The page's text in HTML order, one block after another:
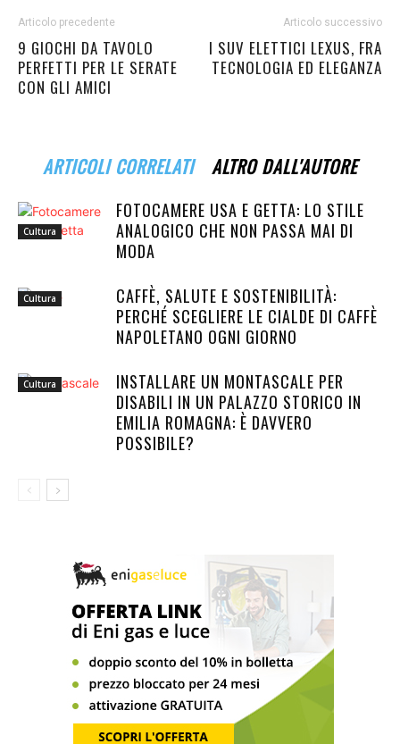
Articolo precedente
9 GIOCHI DA TAVOLO
PERFETTI PER LE SERATE
CON GLI AMICI
Articolo successivo
I SUV ELETTICI LEXUS, FRA
TECNOLOGIA ED ELEGANZA
ARTICOLI CORRELATI ALTRO DALL'AUTORE
Cultura
FOTOCAMERE USA E GETTA: LO STILE
ANALOGICO CHE NON PASSA MAI DI
MODA
Cultura
CAFFÈ, SALUTE E SOSTENIBILITÀ:
PERCHÉ SCEGLIERE LE CIALDE DI CAFFÈ
NAPOLETANO OGNI GIORNO
Cultura
INSTALLARE UN MONTASCALE PER
DISABILI IN UN PALAZZO STORICO IN
EMILIA ROMAGNA: È DAVVERO
POSSIBILE?